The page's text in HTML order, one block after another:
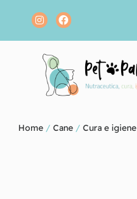
Home / Cane / Cura e igiene